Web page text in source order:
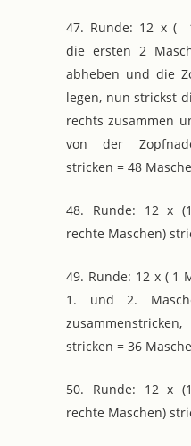
47. Runde: 12 x (
die ersten 2
abheben und die
legen, nun strickst
rechts zusammen
von der
stricken = 48
48. Runde: 12 x
rechte Maschen)
49. Runde: 12 x ( 1
1. und 2.
stricken = 36
50. Runde: 12 x
rechte Maschen)